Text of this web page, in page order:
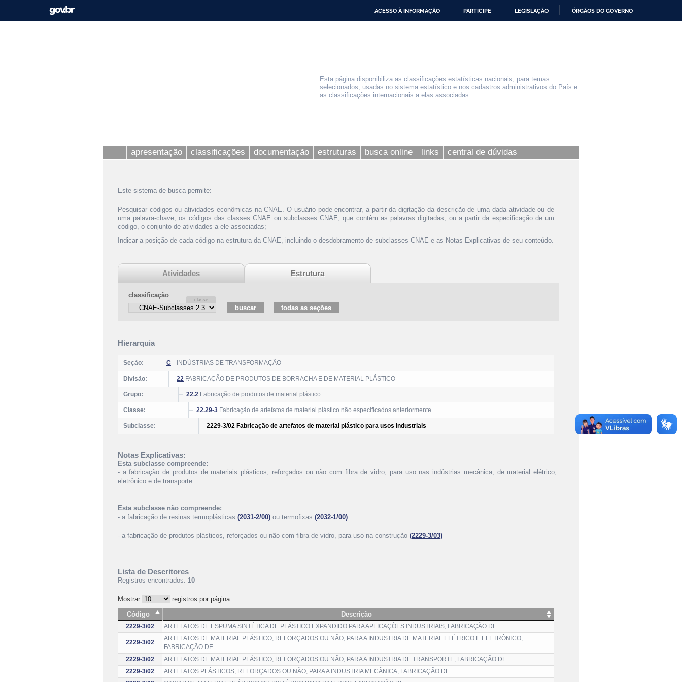
ACESSO À INFORMAÇÃO PARTICIPE LEGISLAÇÃO ÓRGÃOS DO GOVERNO
Esta página disponibiliza as classificações estatísticas nacionais, para temas
selecionados, usadas no sistema estatístico e nos cadastros administrativos do País e
as classificações internacionais a elas associadas.
apresentação classificações documentação estruturas busca online links central de dúvidas
Este sistema de busca permite:
Pesquisar códigos ou atividades econômicas na CNAE. O usuário pode encontrar, a partir da digitação da descrição de uma dada atividade ou de
uma palavra-chave, os códigos das classes CNAE ou subclasses CNAE, que contêm as palavras digitadas, ou a partir da especificação de um
código, o conjunto de atividades a ele associadas;
Indicar a posição de cada código na estrutura da CNAE, incluindo o desdobramento de subclasses CNAE e as Notas Explicativas de seu conteúdo.
Atividades Estrutura
classificação
Hierarquia
Seção: C INDÚSTRIAS DE TRANSFORMAÇÃO
Divisão: 22 FABRICAÇÃO DE PRODUTOS DE BORRACHA E DE MATERIAL PLÁSTICO
Grupo: 22.2 Fabricação de produtos de material plástico
Classe: 22.29-3 Fabricação de artefatos de material plástico não especificados anteriormente
Subclasse: 2229-3/02 Fabricação de artefatos de material plástico para usos industriais
Notas Explicativas:
Esta subclasse compreende:
- a fabricação de produtos de materiais plásticos, reforçados ou não com fibra de vidro, para uso nas indústrias mecânica, de material elétrico,
eletrônico e de transporte
Esta subclasse não compreende:
- a fabricação de resinas termoplásticas (2031-2/00) ou termofixas (2032-1/00)
- a fabricação de produtos plásticos, reforçados ou não com fibra de vidro, para uso na construção (2229-3/03)
Lista de Descritores
Registros encontrados: 10
Mostrar
registros por página
Código
Descrição
2229-3/02 ARTEFATOS DE ESPUMA SINTÉTICA DE PLÁSTICO EXPANDIDO PARA APLICAÇÕES INDUSTRIAIS; FABRICAÇÃO DE
2229-3/02
ARTEFATOS DE MATERIAL PLÁSTICO, REFORÇADOS OU NÃO, PARA A INDUSTRIA DE MATERIAL ELÉTRICO E ELETRÔNICO;
FABRICAÇÃO DE
2229-3/02
ARTEFATOS DE MATERIAL PLÁSTICO, REFORÇADOS OU NÃO, PARA A INDUSTRIA DE TRANSPORTE; FABRICAÇÃO DE
2229-3/02
ARTEFATOS PLÁSTICOS, REFORÇADOS OU NÃO, PARA A INDUSTRIA MECÂNICA; FABRICAÇÃO DE